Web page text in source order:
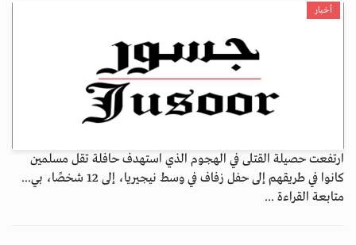
أخبار
ارتفعت حصيلة القتلى في الهجوم الذي استهدف حافلة تقل مسلمين
كانوا في طريقهم إلى حفل زفاف في وسط نيجيريا، إلى 12 شخصًا، بي...
متابعة القراءة ...